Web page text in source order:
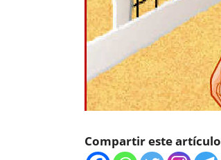
Compartir este artículo